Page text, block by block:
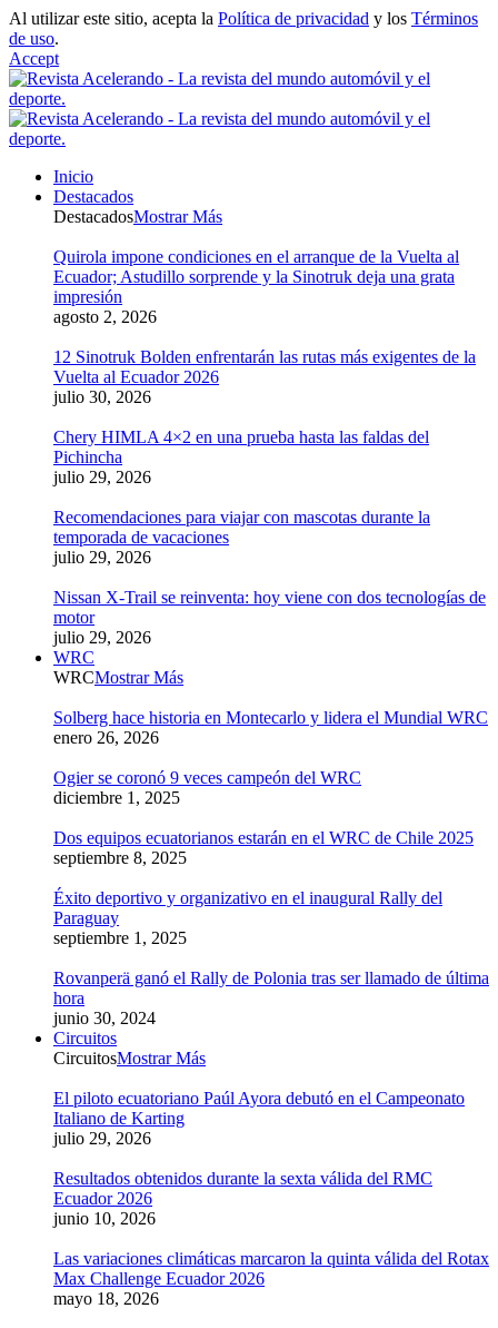
Al utilizar este sitio, acepta la Política de privacidad y los Términos
de uso.
Accept
Inicio
Destacados
DestacadosMostrar Más
Quirola impone condiciones en el arranque de la Vuelta al
Ecuador; Astudillo sorprende y la Sinotruk deja una grata
impresión
agosto 2, 2026
12 Sinotruk Bolden enfrentarán las rutas más exigentes de la
Vuelta al Ecuador 2026
julio 30, 2026
Chery HIMLA 4×2 en una prueba hasta las faldas del
Pichincha
julio 29, 2026
Recomendaciones para viajar con mascotas durante la
temporada de vacaciones
julio 29, 2026
Nissan X-Trail se reinventa: hoy viene con dos tecnologías de
motor
julio 29, 2026
WRC
WRCMostrar Más
Solberg hace historia en Montecarlo y lidera el Mundial WRC
enero 26, 2026
Ogier se coronó 9 veces campeón del WRC
diciembre 1, 2025
Dos equipos ecuatorianos estarán en el WRC de Chile 2025
septiembre 8, 2025
Éxito deportivo y organizativo en el inaugural Rally del
Paraguay
septiembre 1, 2025
Rovanperä ganó el Rally de Polonia tras ser llamado de última
hora
junio 30, 2024
Circuitos
CircuitosMostrar Más
El piloto ecuatoriano Paúl Ayora debutó en el Campeonato
Italiano de Karting
julio 29, 2026
Resultados obtenidos durante la sexta válida del RMC
Ecuador 2026
junio 10, 2026
Las variaciones climáticas marcaron la quinta válida del Rotax
Max Challenge Ecuador 2026
mayo 18, 2026